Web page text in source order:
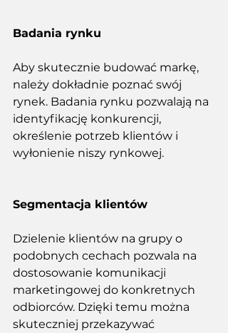
Badania rynku
Aby skutecznie budować markę,
należy dokładnie poznać swój
rynek. Badania rynku pozwalają na
identyfikację konkurencji,
określenie potrzeb klientów i
wyłonienie niszy rynkowej.
Segmentacja klientów
Dzielenie klientów na grupy o
podobnych cechach pozwala na
dostosowanie komunikacji
marketingowej do konkretnych
odbiorców. Dzięki temu można
skuteczniej przekazywać